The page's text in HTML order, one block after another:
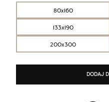
80x160
133x190
200x300
DODAJ